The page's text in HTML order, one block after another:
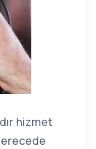
hizmet